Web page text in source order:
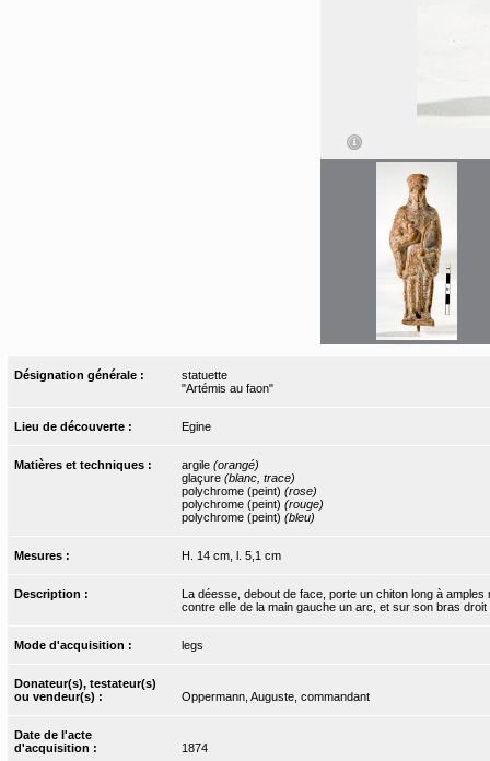
Désignation générale :
statuette
"Artémis au faon"
Lieu de découverte : Egine
Matières et techniques : argile (orangé)
glaçure (blanc, trace)
polychrome (peint) (rose)
polychrome (peint) (rouge)
polychrome (peint) (bleu)
Mesures : H. 14 cm, l. 5,1 cm
Description :
La déesse, debout de face, porte un chiton long à
contre elle de la main gauche un arc, et sur son bras droit
Mode d'acquisition : legs
Donateur(s), testateur(s)
ou vendeur(s) :
Oppermann, Auguste, commandant
Date de l'acte
d'acquisition :
1874